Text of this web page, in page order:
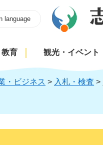
language
育 観光・イベント
・ビジネス > 入札・検査 >